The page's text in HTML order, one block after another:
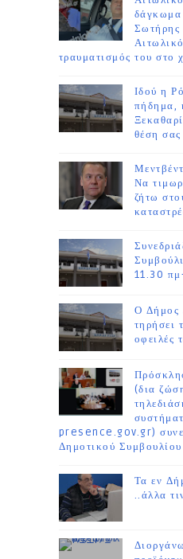
δάγκωμα
τραυματισμός του στο
Ιδού η
πήδημα,
θέση σας
Να
ζήτω
11.30
Ο Δήμος
τηρήσει
οφειλές
(δια
presence.gov.gr)
Δημοτικού Συμβουλίου
Τα εν
..άλλα